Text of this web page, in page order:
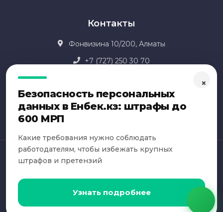
Контакты
Фонвизина 10/200, Алматы
+7 (727) 250 30 70
Все права защищены © 2014-2025 Сервис для составления
Любое копирование материалов разрешено только с согласия
правообладателей. По всем вопросам: support@dogovor24.kz
×
Безопасность персональных
данных в Енбек.кз: штрафы до
600 МРП
Какие требования нужно соблюдать
работодателям, чтобы избежать крупных
штрафов и претензий
Узнать подробнее